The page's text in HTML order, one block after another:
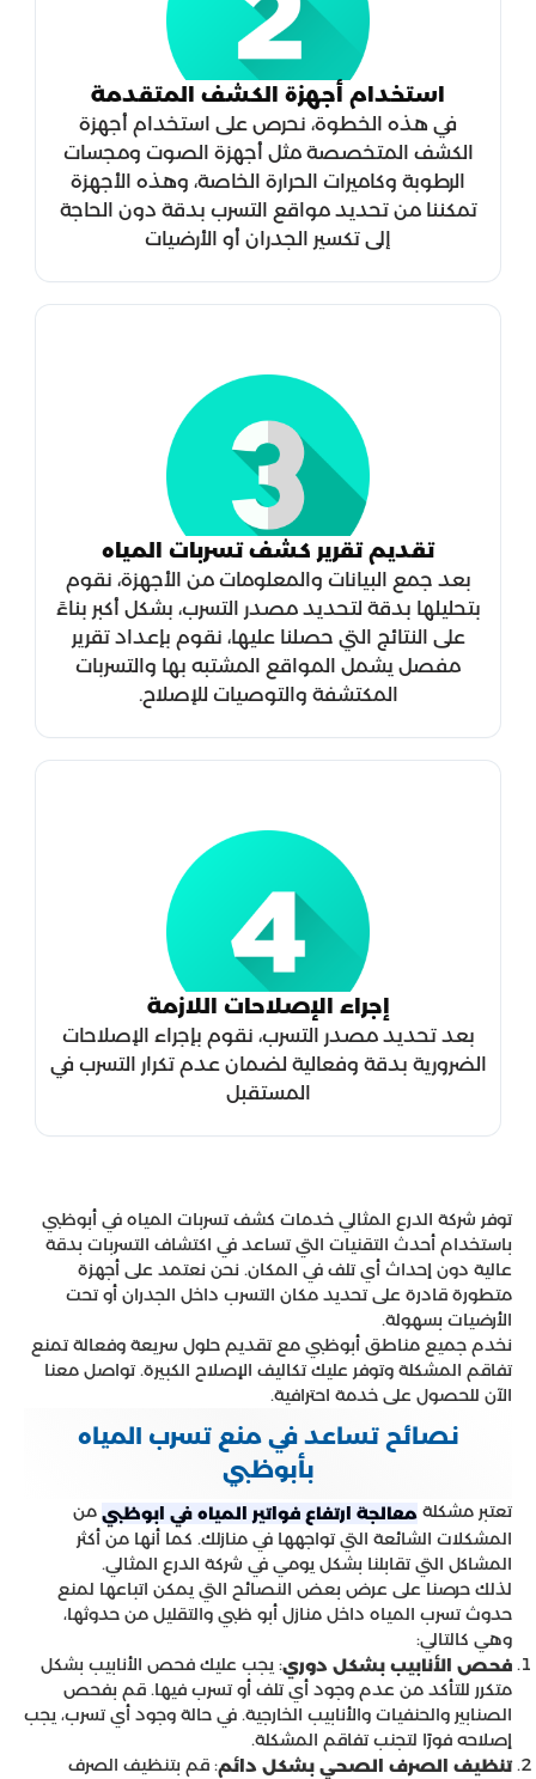
استخدام أجهزة الكشف المتقدمة
في هذه الخطوة، نحرص على استخدام أجهزة
الكشف المتخصصة مثل أجهزة الصوت ومجسات
الرطوبة وكاميرات الحرارة الخاصة، وهذه الأجهزة
تمكننا من تحديد مواقع التسرب بدقة دون الحاجة
إلى تكسير الجدران أو الأرضيات
تقديم تقرير كشف تسربات المياه
بعد جمع البيانات والمعلومات من الأجهزة، نقوم
بتحليلها بدقة لتحديد مصدر التسرب، بشكل أكبر بناءً
على النتائج التي حصلنا عليها، نقوم بإعداد تقرير
مفصل يشمل المواقع المشتبه بها والتسربات
المكتشفة والتوصيات للإصلاح.
إجراء الإصلاحات اللازمة
بعد تحديد مصدر التسرب، نقوم بإجراء الإصلاحات
الضرورية بدقة وفعالية لضمان عدم تكرار التسرب في
المستقبل
توفر شركة الدرع المثالي خدمات كشف تسربات المياه في أبوظبي
باستخدام أحدث التقنيات التي تساعد في اكتشاف التسربات بدقة
عالية دون إحداث أي تلف في المكان. نحن نعتمد على أجهزة
متطورة قادرة على تحديد مكان التسرب داخل الجدران أو تحت
الأرضيات بسهولة.
نخدم جميع مناطق أبوظبي مع تقديم حلول سريعة وفعالة تمنع
تفاقم المشكلة وتوفر عليك تكاليف الإصلاح الكبيرة. تواصل معنا
الآن للحصول على خدمة احترافية.
نصائح تساعد في منع تسرب المياه
بأبوظبي
تعتبر مشكلة معالجة ارتفاع فواتير المياه في ابوظبي من
المشكلات الشائعة التي تواجهها في منازلك. كما أنها من أكثر
المشاكل التي تقابلنا بشكل يومي في شركة الدرع المثالي.
لذلك حرصنا على عرض بعض النصائح التي يمكن اتباعها لمنع
حدوث تسرب المياه داخل منازل أبو ظبي والتقليل من حدوثها،
وهي كالتالي:
فحص الأنابيب بشكل دوري: يجب عليك فحص الأنابيب بشكل
متكرر للتأكد من عدم وجود أي تلف أو تسرب فيها. قم بفحص
الصنابير والحنفيات والأنابيب الخارجية. في حالة وجود أي تسرب، يجب
إصلاحه فورًا لتجنب تفاقم المشكلة.
تنظيف الصرف الصحي بشكل دائم: قم بتنظيف الصرف